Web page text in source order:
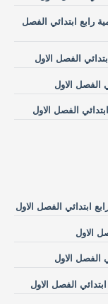
رابع ابتدائي الفصل
الفصل الاول
الفصل الاول
الفصل الاول
ابتدائي الفصل الاول
الاول
الاول
الفصل الاول